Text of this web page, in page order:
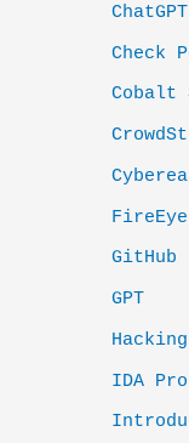
ChatGPT
Check
Cobalt
GitHub
GPT
IDA Pro